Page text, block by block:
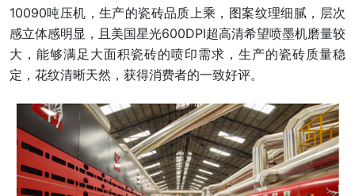
10090吨压机，生产的瓷砖品质上乘，图案纹理细腻，层次
感立体感明显，且美国星光600DPI超高清希望喷墨机磨量较
大，能够满足大面积瓷砖的喷印需求，生产的瓷砖质量稳
定，花纹清晰天然，获得消费者的一致好评。